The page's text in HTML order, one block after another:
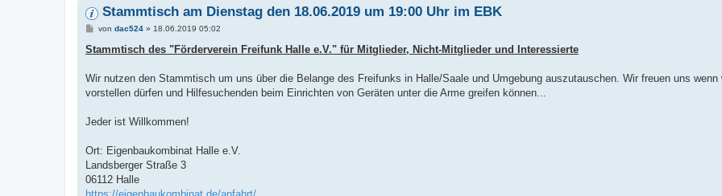
Stammtisch am Dienstag den 18.06.2019 um 19:00 Uhr im EBK
B
i
t
a
von dac524» 18.06.2019 05:02
Stammtisch des "Förderverein Freifunk Halle e.V." für Mitglieder, Nicht-Mitglieder und Interessierte
Wir nutzen den Stammtisch um uns über die Belange des Freifunks in Halle/Saale und Umgebung auszutauschen. Wir freuen uns wenn
vorstellen dürfen und Hilfesuchenden beim Einrichten von Geräten unter die Arme greifen können...
Jeder ist Willkommen!
Ort: Eigenbaukombinat Halle e.V.
Landsberger Straße 3
06112 Halle